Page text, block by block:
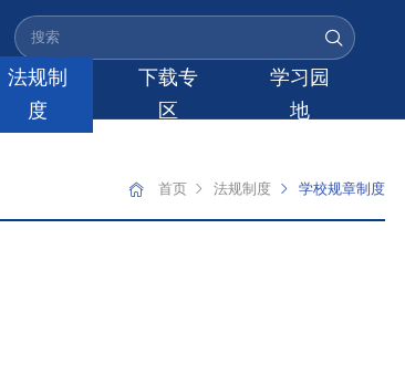
法规制
度
下载专
区
学习园
地
首页 法规制度 学校规章制度